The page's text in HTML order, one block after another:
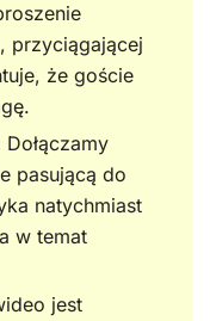
przyciągającej
że goście
Dołączamy
pasującą do
natychmiast
w temat
jest